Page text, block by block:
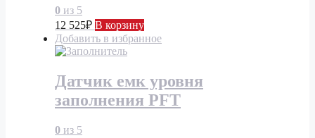
0 из 5
12 525₽ В корзину
Добавить в избранное
Датчик емк уровня
заполнения PFT
0 из 5